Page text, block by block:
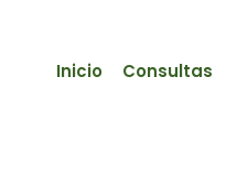
Inicio Consultas